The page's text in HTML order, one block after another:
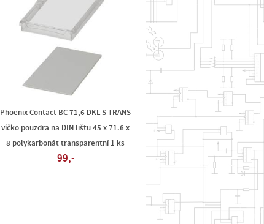
Phoenix Contact BC 71,6 DKL S TRANS
víčko pouzdra na DIN lištu 45 x 71.6 x
8 polykarbonát transparentní 1 ks
99,-